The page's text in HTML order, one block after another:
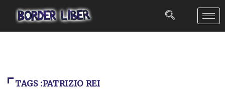
TAGS :PATRIZIO REI